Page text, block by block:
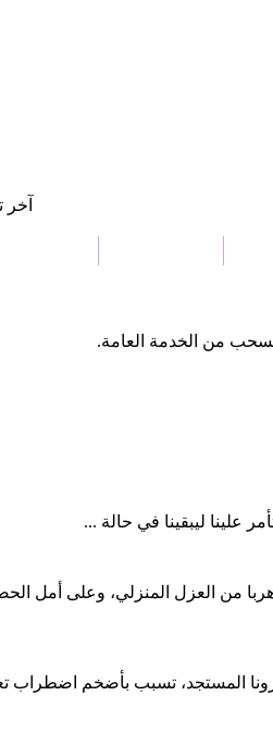
آخر
من الخدمة العامة.
علينا ليبقينا في حالة ...
من العزل المنزلي، وعلى أمل
المستجد، تسبب بأضخم اضطراب